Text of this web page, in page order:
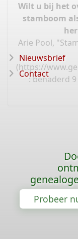
Wilt u bij het
stamboom
Arie Pool,
(https://
: benaderd
Nieuwsbrief
Contact
Probeer